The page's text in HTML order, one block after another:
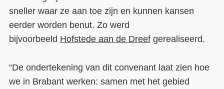
sneller waar ze aan toe zijn en kunnen kansen
eerder worden benut. Zo werd
bijvoorbeeld Hofstede aan de Dreefgerealiseerd.
“De ondertekening van dit convenant laat zien hoe
we in Brabant werken: samen met het gebied